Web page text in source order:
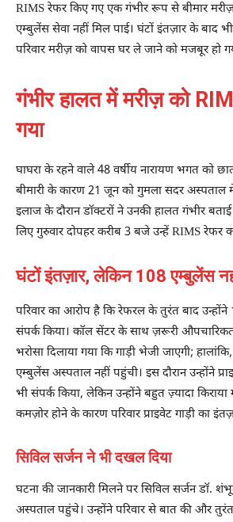
RIMS रेफर किए गए एक गंभीर रूप से बीमार
एम्बुलेंस सेवा नहीं मिल पाई। घंटों इंतज़ार के बाद
परिवार मरीज़ को वापस घर ले जाने को मजबूर हो
गंभीर हालत में मरीज़ को
गया
घाघरा के रहने वाले 48 वर्षीय नारायण भगत को
बीमारी के कारण 21 जून को गुमला सदर अस्पताल में
इलाज के दौरान डॉक्टरों ने उनकी हालत गंभीर
लिए गुरुवार दोपहर करीब 3 बजे उन्हें RIMS रेफर
घंटों इंतज़ार, लेकिन 108 एम्बुलेंस
परिवार का आरोप है कि रेफरल के तुरंत बाद
संपर्क किया। कॉल सेंटर के साथ ज़रूरी
भरोसा दिलाया गया कि गाड़ी भेजी जाएगी;
एम्बुलेंस अस्पताल नहीं पहुंची। इस दौरान उन्होंने
भी संपर्क किया, लेकिन उन्होंने बहुत ज़्यादा किराया
कमज़ोर होने के कारण परिवार प्राइवेट गाड़ी का
सिविल सर्जन ने भी दखल दिया
घटना की जानकारी मिलने पर सिविल सर्जन डॉ.
अस्पताल पहुंचे। उन्होंने परिवार से बात की और